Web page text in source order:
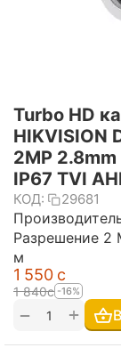
Turbo HD
HIKVISION
2MP
IP67 TVI
КОД: 29681
Разрешение 2
м
1 550 с
1 840с -16%
+
−